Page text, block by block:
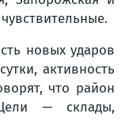
новых ударов
активность
что район
— склады,